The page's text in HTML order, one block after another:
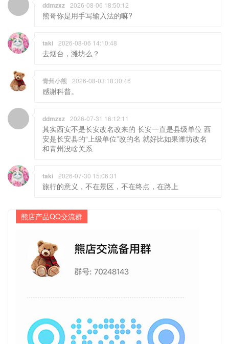
ddmzxz 2026-08-06 18:50:12
熊哥你是用手写输入法的嘛?
taki 2026-08-06 14:10:48
去烟台，潍坊么？
青州小熊 2026-08-03 18:30:46
感谢科普。
ddmzxz 2026-07-31 16:12:11
其实西安不是长安改名改来的 长安一直是县级单位 西
安是长安县的“上级单位”改的名 就好比如果潍坊改名
和青州没啥关系
taki 2026-07-30 15:06:31
旅行的意义，不在景区，不在终点，在路上
熊店产品QQ交流群